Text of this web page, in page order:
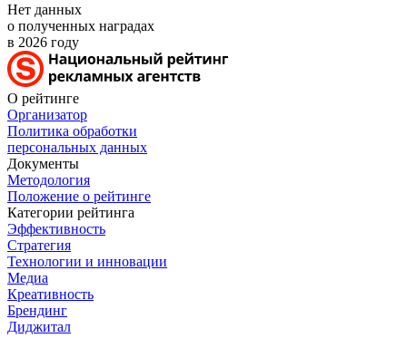
Нет данных
о полученных наградах
в 2026 году
О рейтинге
Организатор
Политика обработки
персональных данных
Документы
Методология
Положение о рейтинге
Категории рейтинга
Эффективность
Стратегия
Технологии и инновации
Медиа
Креативность
Брендинг
Диджитал